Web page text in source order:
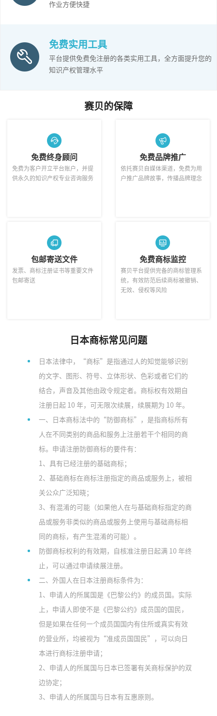
作业方便快捷
免费实用工具
平台提供免费免注册的各类实用工具，全方面提升您的
知识产权管理水平
赛贝的保障
免费终身顾问
免费为客户开立平台账户，并提
供永久的知识产权专业咨询服务
免费品牌推广
依托赛贝自媒体渠道，免费为用
户推广品牌故事，传播品牌理念
包邮寄送文件
发票、商标注册证书等重要文件
包邮寄送
免费商标监控
赛贝平台提供完备的商标管理系
统，有效防范后续商标被撤销、
无效、侵权等风险
日本商标常见问题
日本法律中，“商标”是指通过人的知觉能够识别
的文字、图形、符号、立体形状、色彩或者它们的
结合，声音及其他由政令规定者。商标权有效期自
注册日起 10 年，可无限次续展，续展期为 10 年。
一、日本商标法中的“防御商标”，是指商标所有
人在不同类别的商品和服务上注册若干个相同的商
标。申请注册防御商标的要件有：
1、具有已经注册的基础商标；
2、基础商标在商标注册指定的商品或服务上，被相
关公众广泛知晓；
3、有混淆的可能（如果他人在与基础商标指定的商
品或服务非类似的商品或服务上使用与基础商标相
同的商标，有产生混淆的可能）。
防御商标权利的有效期，自核准注册日起满 10 年终
止，可以通过申请续展注册。
二、外国人在日本注册商标条件为：
1、申请人的所属国是《巴黎公约》的成员国。实际
上，申请人即使不是《巴黎公约》成员国的国民，
但是如果在任何一个成员国国内有住所或真实有效
的营业所，均被视为“准成员国国民”，可以向日
本进行商标注册申请；
2、申请人的所属国与日本已签署有关商标保护的双
边协定；
3、申请人的所属国与日本有互惠原则。